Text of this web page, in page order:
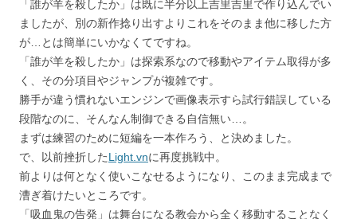
「誰が羊を殺したか」は既に半分以上吉里吉里で作り込んでい
ましたが、別の新作捻り出すよりこれをそのまま他に移した方
が…とは簡単にいかなくてですね。
「誰が羊を殺したか」は探索系なので移動やアイテム取得が多
く、その分項目やジャンプが複雑です。
勝手が違う慣れないエンジンで画像表示すら試行錯誤している
段階なのに、そんなん制御できる自信無い…。
まずは練習のために短編を一本作ろう、と決めました。
で、以前挫折したLight.vnに再度挑戦中。
前よりは何となく使いこなせるようになり、このまま完成まで
漕ぎ着けたいところです。
「吸血鬼の告発」は舞台になる教会から全く移動することなく